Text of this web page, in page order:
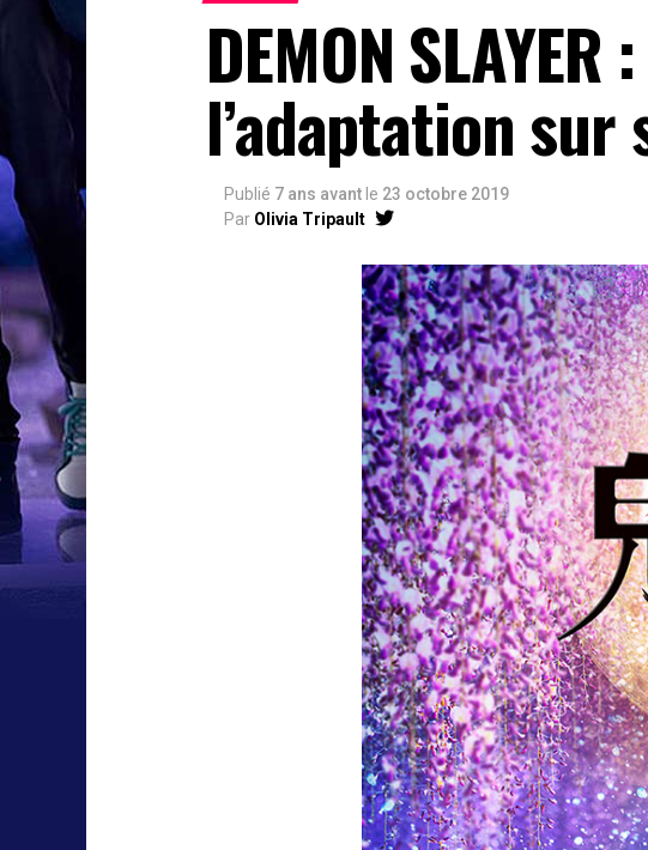
DEMON
l’adaptation sur
Publié 7 ans avant le 23 octobre 2019
Par Olivia Tripault